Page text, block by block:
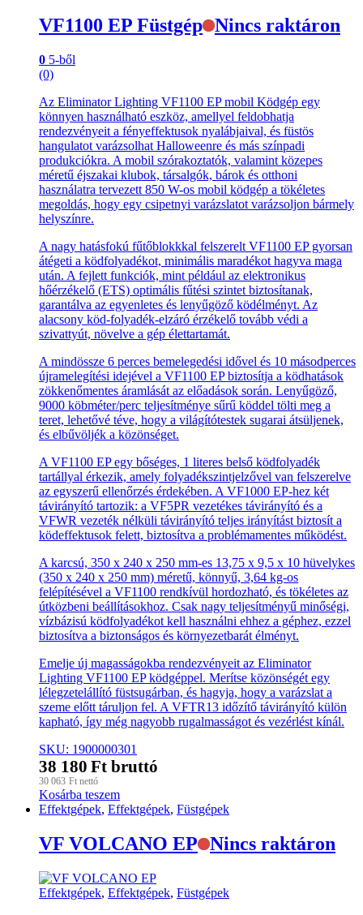
VF1100 EP Füstgép Nincs raktáron
0 5-ből
(0)
Az Eliminator Lighting VF1100 EP mobil Ködgép egy
könnyen használható eszköz, amellyel feldobhatja
rendezvényeit a fényeffektusok nyalábjaival, és füstös
hangulatot varázsolhat Halloweenre és más színpadi
produkciókra. A mobil szórakoztatók, valamint közepes
méretű éjszakai klubok, társalgók, bárok és otthoni
használatra tervezett 850 W-os mobil ködgép a tökéletes
megoldás, hogy egy csipetnyi varázslatot varázsoljon bármely
helyszínre.
A nagy hatásfokú fűtőblokkkal felszerelt VF1100 EP gyorsan
átégeti a ködfolyadékot, minimális maradékot hagyva maga
után. A fejlett funkciók, mint például az elektronikus
hőérzékelő (ETS) optimális fűtési szintet biztosítanak,
garantálva az egyenletes és lenyűgöző ködélményt. Az
alacsony köd-folyadék-elzáró érzékelő tovább védi a
szivattyút, növelve a gép élettartamát.
A mindössze 6 perces bemelegedési idővel és 10 másodperces
újramelegítési idejével a VF1100 EP biztosítja a ködhatások
zökkenőmentes áramlását az előadások során. Lenyűgöző,
9000 köbméter/perc teljesítménye sűrű köddel tölti meg a
teret, lehetővé téve, hogy a világítótestek sugarai átsüljenek,
és elbűvöljék a közönséget.
A VF1100 EP egy bőséges, 1 literes belső ködfolyadék
tartállyal érkezik, amely folyadékszintjelzővel van felszerelve
az egyszerű ellenőrzés érdekében. A VF1000 EP-hez két
távirányító tartozik: a VF5PR vezetékes távirányító és a
VFWR vezeték nélküli távirányító teljes irányítást biztosít a
ködeffektusok felett, biztosítva a problémamentes működést.
A karcsú, 350 x 240 x 250 mm-es 13,75 x 9,5 x 10 hüvelykes
(350 x 240 x 250 mm) méretű, könnyű, 3,64 kg-os
felépítésével a VF1100 rendkívül hordozható, és tökéletes az
útközbeni beállításokhoz. Csak nagy teljesítményű minőségi,
vízbázisú ködfolyadékot kell használni ehhez a géphez, ezzel
biztosítva a biztonságos és környezetbarát élményt.
Emelje új magasságokba rendezvényeit az Eliminator
Lighting VF1100 EP ködgéppel. Merítse közönségét egy
lélegzetelállító füstsugárban, és hagyja, hogy a varázslat a
szeme előtt táruljon fel. A VFTR13 időzítő távirányító külön
kapható, így még nagyobb rugalmasságot és vezérlést kínál.
SKU: 1900000301
38 180 Ft bruttó
30 063 Ft nettó
Kosárba teszem
Effektgépek, Effektgépek, Füstgépek
VF VOLCANO EP Nincs raktáron
Effektgépek, Effektgépek, Füstgépek